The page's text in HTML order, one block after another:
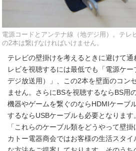
電源コードとアンテナ線（地デジ用）。テレ
の2本は繋げなければいけません。
テレビの壁掛けを考えるときに避けて
レビを視聴するには最低でも「電源ケ
デジ放送用）」、この2本を壁面のコン
ません。さらにBSを視聴するならBS用
機器やゲームを繋ぐのならHDMIケーブ
するならUSBケーブルも必要となります
「これらのケーブル類をどうやって壁掛
カトー電器商会ではお客様の生活スタイ